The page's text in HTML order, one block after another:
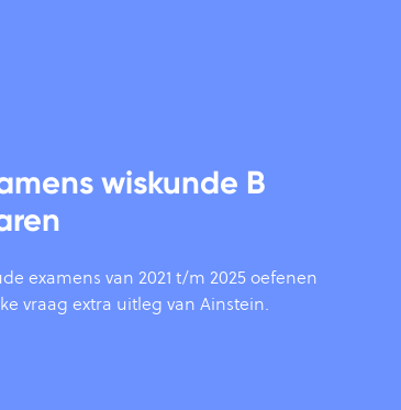
wiskunde B
examens van 2021 t/m 2025 oefenen
vraag extra uitleg van Ainstein.